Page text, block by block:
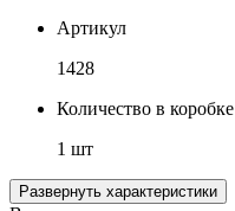
Артикул
1428
Количество в коробке
1 шт
Развернуть характеристики